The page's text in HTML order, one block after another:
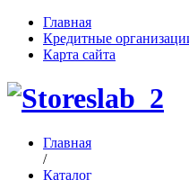
Главная
Кредитные
Карта сайта
Главная
/
Каталог